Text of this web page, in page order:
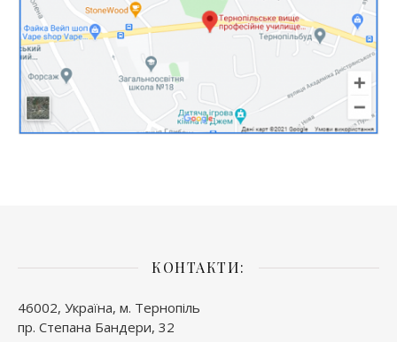
КОНТАКТИ:
46002, Україна, м. Тернопіль
пр. Степана Бандери, 32